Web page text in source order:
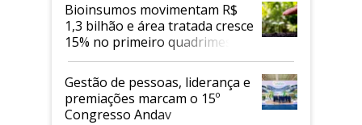
Bioinsumos movimentam R$
1,3 bilhão e área tratada cresce
15% no primeiro quadrimestre
de 2026
Gestão de pessoas, liderança e
premiações marcam o 15º
Congresso Andav